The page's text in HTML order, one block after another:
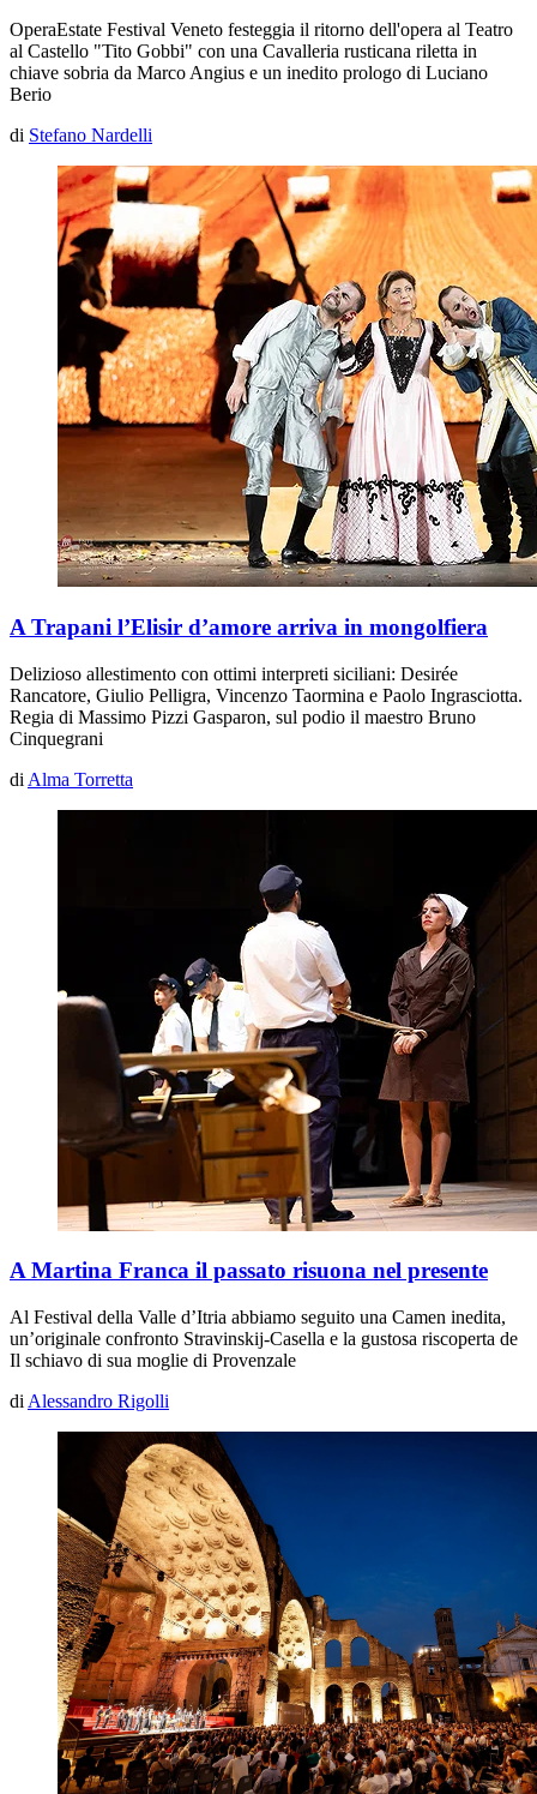
OperaEstate Festival Veneto festeggia il ritorno dell'opera al Teatro
al Castello "Tito Gobbi" con una Cavalleria rusticana riletta in
chiave sobria da Marco Angius e un inedito prologo di Luciano
Berio
di Stefano Nardelli
A Trapani l’Elisir d’amore arriva in mongolfiera
Delizioso allestimento con ottimi interpreti siciliani: Desirée
Rancatore, Giulio Pelligra, Vincenzo Taormina e Paolo Ingrasciotta.
Regia di Massimo Pizzi Gasparon, sul podio il maestro Bruno
Cinquegrani
di Alma Torretta
A Martina Franca il passato risuona nel presente
Al Festival della Valle d’Itria abbiamo seguito una Camen inedita,
un’originale confronto Stravinskij-Casella e la gustosa riscoperta de
Il schiavo di sua moglie di Provenzale
di Alessandro Rigolli